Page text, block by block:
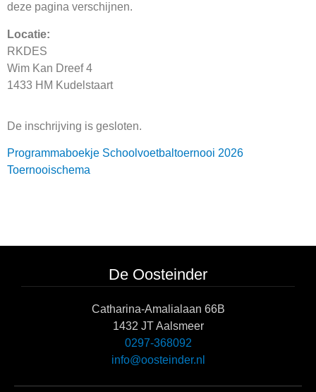
deze pagina verschijnen.
Locatie:
RKDES
Wim Kan Dreef 4
1433 HM Kudelstaart
De inschrijving is gesloten.
Programmaboekje Schoolvoetbaltoernooi 2026
Toernooischema
De Oosteinder
Catharina-Amalialaan 66B
1432 JT Aalsmeer
0297-368092
info@oosteinder.nl